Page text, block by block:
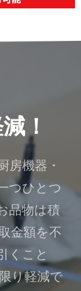
！
房機器・
つひとつ
品物は積
金額を不
くこと
り軽減で